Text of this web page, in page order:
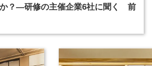
？―研修の主催企業6社に聞く 前